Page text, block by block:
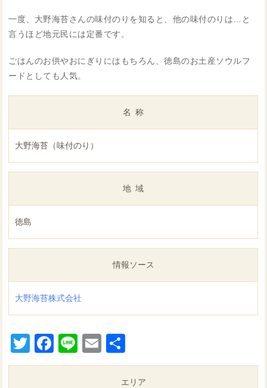
一度、大野海苔さんの味付のりを知ると、他の味付のりは…と
言うほど地元民には定番です。
ごはんのお供やおにぎりにはもちろん、徳島のお土産ソウルフ
ードとしても人気。
名称
大野海苔（味付のり）
地域
徳島
情報ソース
大野海苔株式会社
TwitterFacebook
LineEmail
有
エリア